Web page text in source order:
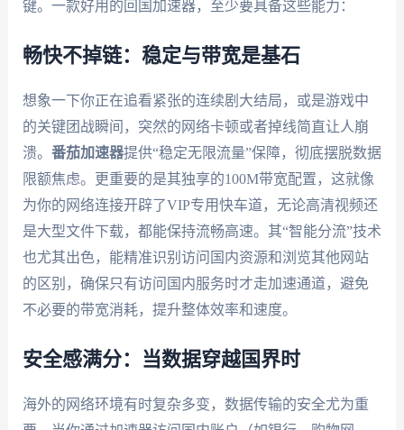
键。一款好用的回国加速器，至少要具备这些能力：
畅快不掉链：稳定与带宽是基石
想象一下你正在追看紧张的连续剧大结局，或是游戏中
的关键团战瞬间，突然的网络卡顿或者掉线简直让人崩
溃。 番茄加速器提供“稳定无限流量”保障，彻底摆脱数据
限额焦虑。更重要的是其独享的100M带宽配置，这就像
为你的网络连接开辟了VIP专用快车道，无论高清视频还
是大型文件下载，都能保持流畅高速。其“智能分流”技术
也尤其出色，能精准识别访问国内资源和浏览其他网站
的区别，确保只有访问国内服务时才走加速通道，避免
不必要的带宽消耗，提升整体效率和速度。
安全感满分：当数据穿越国界时
海外的网络环境有时复杂多变，数据传输的安全尤为重